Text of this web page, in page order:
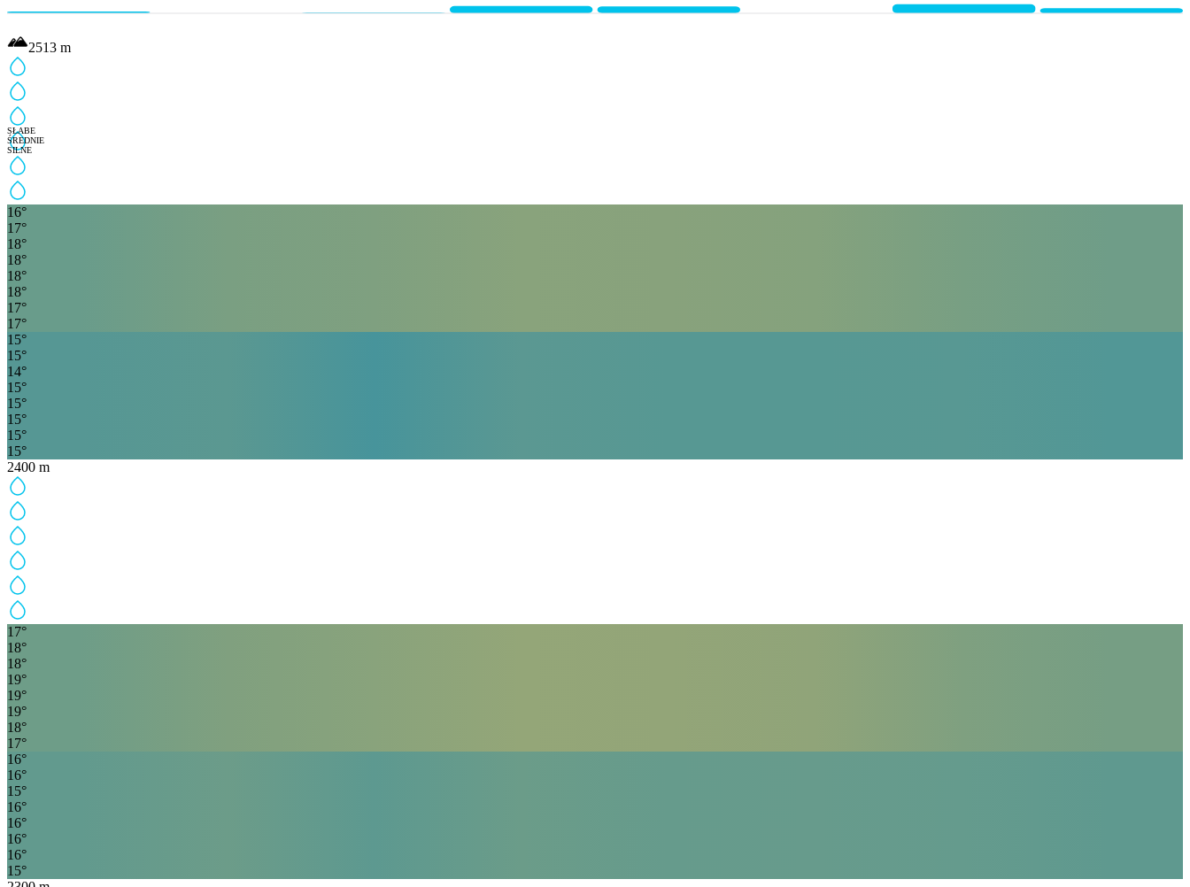
SŁABE
ŚREDNIE
SILNE
2513 m
16°
17°
18°
18°
18°
18°
17°
17°
15°
15°
14°
15°
15°
15°
15°
15°
2400 m
17°
18°
18°
19°
19°
19°
18°
17°
16°
16°
15°
16°
16°
16°
16°
15°